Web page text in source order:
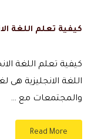
كيفية تعلم اللغة
كيفية تعلم اللغة
اللغة الانجليزية
والمجتمعات مع …
Read More